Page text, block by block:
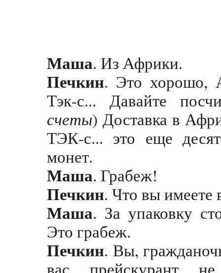
Маша. Из Африки.
Печкин. Это хорошо,
Тэк-с... Давайте
счеты) Доставка в
ТЭК-с... это еще
монет.
Маша. Грабеж!
Печкин. Что вы имеете
Маша. За упаковку
Это грабеж.
Печкин. Вы,
вас прейскурант